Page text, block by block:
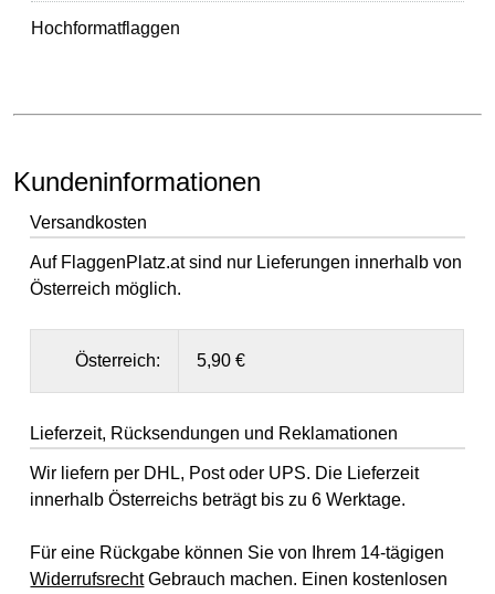
Hochformatflaggen
Kundeninformationen
Versandkosten
Auf FlaggenPlatz.at sind nur Lieferungen innerhalb von
Österreich möglich.
Österreich: 5,90 €
Lieferzeit, Rücksendungen und Reklamationen
Wir liefern per DHL, Post oder UPS. Die Lieferzeit
innerhalb Österreichs beträgt bis zu 6 Werktage.
Für eine Rückgabe können Sie von Ihrem 14-tägigen
WiderrufsrechtGebrauch machen. Einen kostenlosen